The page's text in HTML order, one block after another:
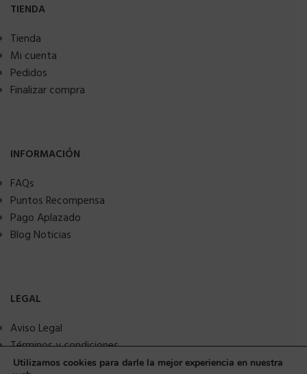
TIENDA
Tienda
Mi cuenta
Pedidos
Finalizar compra
INFORMACIÓN
FAQs
Puntos Recompensa
Pago Aplazado
Blog Noticias
LEGAL
Aviso Legal
Términos y condiciones
Política de privacidad
Utilizamos cookies para darle la mejor experiencia en nuestra